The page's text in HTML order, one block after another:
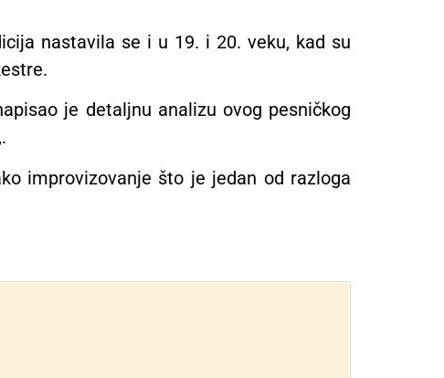
nastavila se i u 19. i 20. veku, kad su
je detaljnu analizu ovog pesničkog
improvizovanje što je jedan od razloga